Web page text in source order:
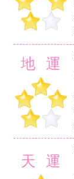
地運
天運